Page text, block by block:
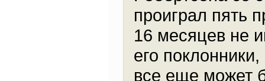
проиграл пять
16 месяцев не
его
все еще может